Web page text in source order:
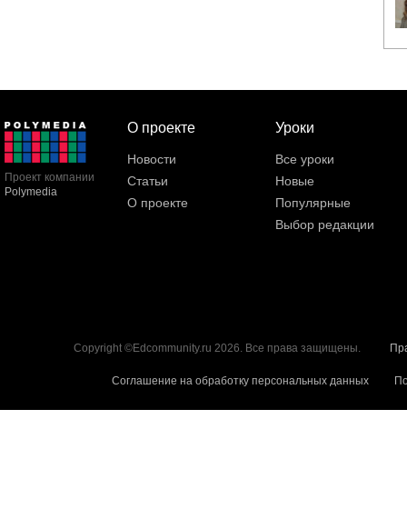
Проект компании
Polymedia
О проекте
Новости
Статьи
О проекте
Уроки
Все уроки
Новые
Популярные
Выбор редакции
Copyright ©Edcommunity.ru 2026. Все права защищены.
Соглашение на обработку персональных данных